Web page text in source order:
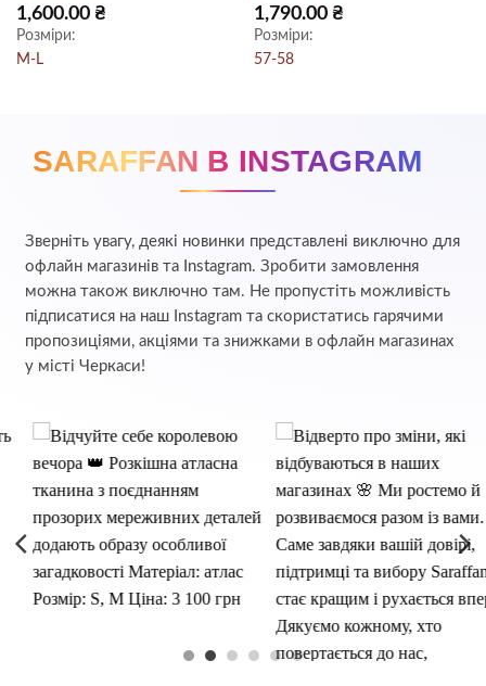
Оцінено в
5з 5
1,600.00 ₴
Розміри:
M-L
Оцінено в
5з 5
1,790.00 ₴
Розміри:
57-58
SARAFFAN В INSTAGRAM
Зверніть увагу, деякі новинки представлені виключно для
офлайн магазинів та Instagram. Зробити замовлення
можна також виключно там. Не пропустіть можливість
підписатися на наш Instagram та скористатись гарячими
пропозиціями, акціями та знижками в офлайн магазинах
у місті Черкаси!